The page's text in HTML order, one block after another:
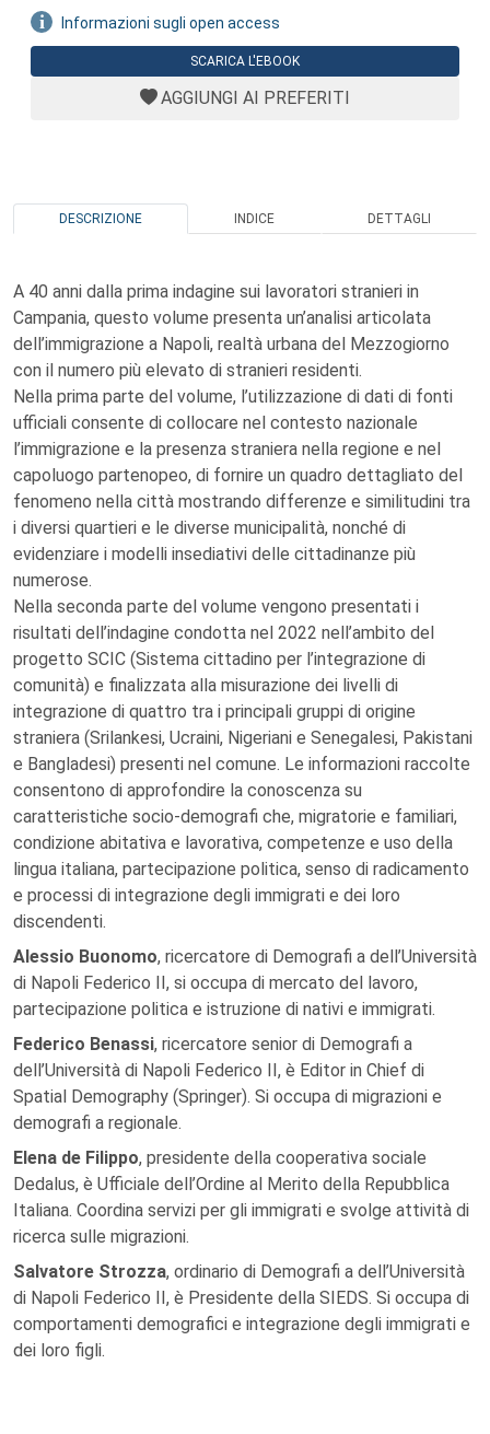
Informazioni sugli open access
SCARICA L'EBOOK
AGGIUNGI AI PREFERITI
DESCRIZIONE INDICE DETTAGLI
A 40 anni dalla prima indagine sui lavoratori stranieri in
Campania, questo volume presenta un’analisi articolata
dell’immigrazione a Napoli, realtà urbana del Mezzogiorno
con il numero più elevato di stranieri residenti.
Nella prima parte del volume, l’utilizzazione di dati di fonti
ufficiali consente di collocare nel contesto nazionale
l’immigrazione e la presenza straniera nella regione e nel
capoluogo partenopeo, di fornire un quadro dettagliato del
fenomeno nella città mostrando differenze e similitudini tra
i diversi quartieri e le diverse municipalità, nonché di
evidenziare i modelli insediativi delle cittadinanze più
numerose.
Nella seconda parte del volume vengono presentati i
risultati dell’indagine condotta nel 2022 nell’ambito del
progetto SCIC (Sistema cittadino per l’integrazione di
comunità) e finalizzata alla misurazione dei livelli di
integrazione di quattro tra i principali gruppi di origine
straniera (Srilankesi, Ucraini, Nigeriani e Senegalesi, Pakistani
e Bangladesi) presenti nel comune. Le informazioni raccolte
consentono di approfondire la conoscenza su
caratteristiche socio-demografi che, migratorie e familiari,
condizione abitativa e lavorativa, competenze e uso della
lingua italiana, partecipazione politica, senso di radicamento
e processi di integrazione degli immigrati e dei loro
discendenti.
Alessio Buonomo, ricercatore di Demografi a dell’Università
di Napoli Federico II, si occupa di mercato del lavoro,
partecipazione politica e istruzione di nativi e immigrati.
Federico Benassi, ricercatore senior di Demografi a
dell’Università di Napoli Federico II, è Editor in Chief di
Spatial Demography (Springer). Si occupa di migrazioni e
demografi a regionale.
Elena de Filippo, presidente della cooperativa sociale
Dedalus, è Ufficiale dell’Ordine al Merito della Repubblica
Italiana. Coordina servizi per gli immigrati e svolge attività di
ricerca sulle migrazioni.
Salvatore Strozza, ordinario di Demografi a dell’Università
di Napoli Federico II, è Presidente della SIEDS. Si occupa di
comportamenti demografici e integrazione degli immigrati e
dei loro figli.